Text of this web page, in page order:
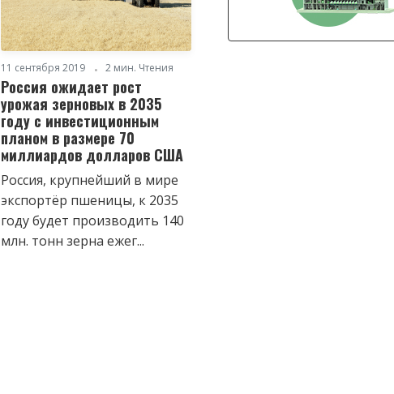
11 сентября 2019 2 мин. Чтения
Россия ожидает рост
урожая зерновых в 2035
году с инвестиционным
планом в размере 70
миллиардов долларов США
Россия, крупнейший в мире
экспортёр пшеницы, к 2035
году будет производить 140
млн. тонн зерна ежег...